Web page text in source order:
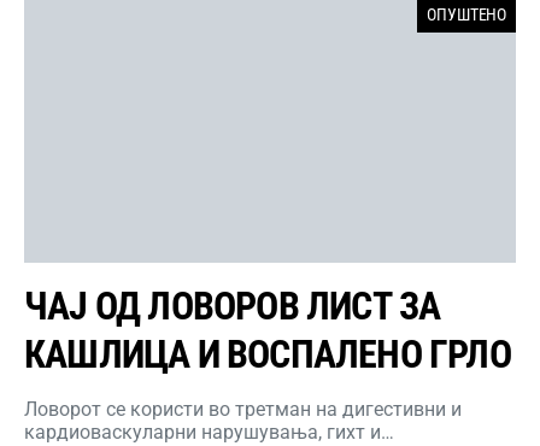
ОПУШТЕНО
ЧАЈ ОД ЛОВОРОВ ЛИСТ ЗА
КАШЛИЦА И ВОСПАЛЕНО ГРЛО
Ловорот се користи во третман на дигестивни и
кардиоваскуларни нарушувања, гихт и…